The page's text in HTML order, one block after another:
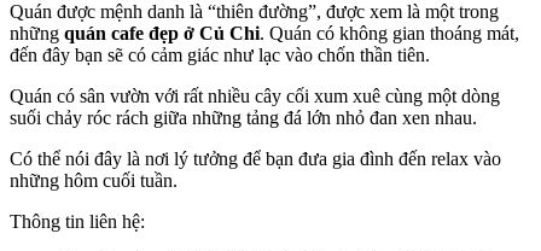
Quán được mệnh danh là “thiên đường”, được xem là một trong
những quán cafe đẹp ở Củ Chi. Quán có không gian thoáng mát,
đến đây bạn sẽ có cảm giác như lạc vào chốn thần tiên.
Quán có sân vườn với rất nhiều cây cối xum xuê cùng một dòng
suối chảy róc rách giữa những tảng đá lớn nhỏ đan xen nhau.
Có thể nói đây là nơi lý tưởng để bạn đưa gia đình đến relax vào
những hôm cuối tuần.
Thông tin liên hệ: